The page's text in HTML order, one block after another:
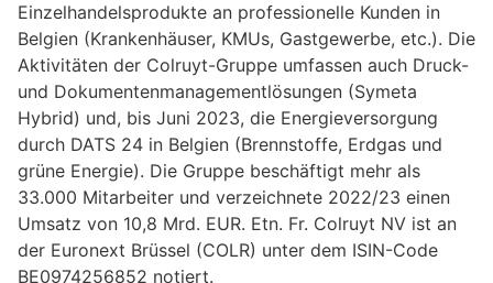
Einzelhandelsprodukte an professionelle Kunden in
Belgien (Krankenhäuser, KMUs, Gastgewerbe, etc.). Die
Aktivitäten der Colruyt-Gruppe umfassen auch Druck-
und Dokumentenmanagementlösungen (Symeta
Hybrid) und, bis Juni 2023, die Energieversorgung
durch DATS 24 in Belgien (Brennstoffe, Erdgas und
grüne Energie). Die Gruppe beschäftigt mehr als
33.000 Mitarbeiter und verzeichnete 2022/23 einen
Umsatz von 10,8 Mrd. EUR. Etn. Fr. Colruyt NV ist an
der Euronext Brüssel (COLR) unter dem ISIN-Code
BE0974256852 notiert.